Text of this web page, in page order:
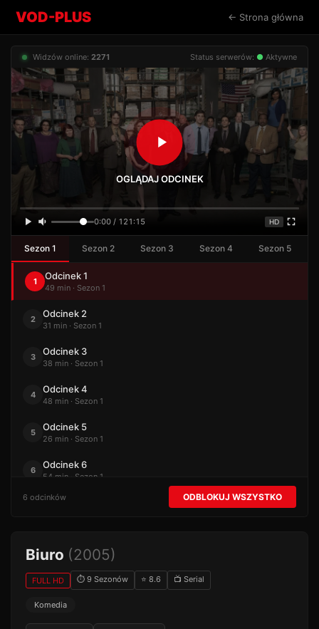
VOD-PLUS ← Strona główna
Widzów online: 2271 Status serwerów: ● Aktywne
OGLĄDAJ ODCINEK
0:00 / 121:15 HD
Sezon 1 Sezon 2 Sezon 3 Sezon 4 Sezon 5
1 Odcinek 1
49 min · Sezon 1
2 Odcinek 2
31 min · Sezon 1
3 Odcinek 3
38 min · Sezon 1
4 Odcinek 4
48 min · Sezon 1
5 Odcinek 5
26 min · Sezon 1
6 Odcinek 6
54 min · Sezon 1
6 odcinków ODBLOKUJ WSZYSTKO
Biuro (2005)
FULL HD ⏱ 9 Sezonów ⭐ 8.6 📺 Serial
Komedia